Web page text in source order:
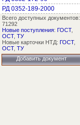
РД 0352-189-2000
Всего доступных документов:
71292
Новые поступления: ГОСТ,
ОСТ, ТУ
Новые карточки НТД: ГОСТ,
ОСТ, ТУ
Добавить документ